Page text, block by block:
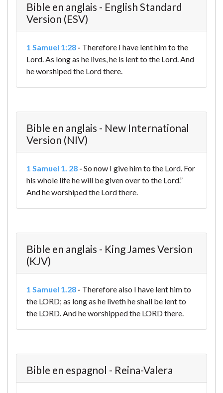
Bible en anglais - English Standard
Version (ESV)
1 Samuel 1:28 - Therefore I have lent him to the
Lord. As long as he lives, he is lent to the Lord.And
he worshiped the Lord there.
Bible en anglais - New International
Version (NIV)
1 Samuel 1. 28 - So now I give him to the Lord. For
his whole life he will be given over to the Lord.”
And he worshiped the Lord there.
Bible en anglais - King James Version
(KJV)
1 Samuel 1.28 - Therefore also I have lent him to
the LORD; as long as he liveth he shall be lent to
the LORD. And he worshipped the LORD there.
Bible en espagnol - Reina-Valera